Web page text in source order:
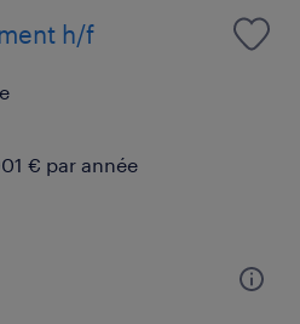
h/f
€ par année